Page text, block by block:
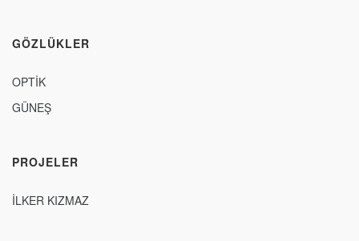
GÖZLÜKLER
OPTİK
GÜNEŞ
PROJELER
İLKER KIZMAZ